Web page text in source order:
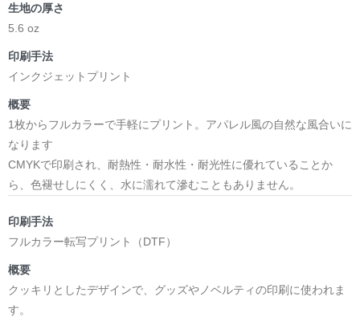
生地の厚さ
5.6 oz
印刷手法
インクジェットプリント
概要
1枚からフルカラーで手軽にプリント。アパレル風の自然な風合いに
なります
CMYKで印刷され、耐熱性・耐水性・耐光性に優れていることか
ら、色褪せしにくく、水に濡れて滲むこともありません。
印刷手法
フルカラー転写プリント（DTF）
概要
クッキリとしたデザインで、グッズやノベルティの印刷に使われま
す。